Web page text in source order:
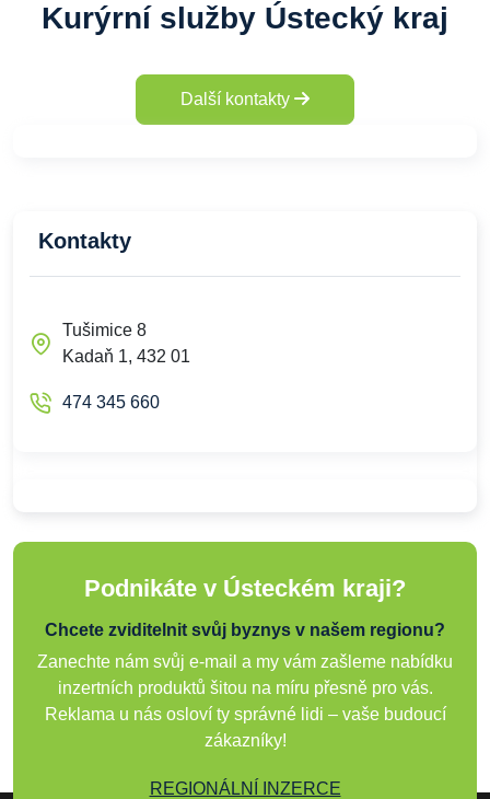
Kurýrní služby Ústecký kraj
Další kontakty
Kontakty
Tušimice 8
Kadaň 1, 432 01
474 345 660
Podnikáte v Ústeckém kraji?
Chcete zviditelnit svůj byznys v našem regionu?
Zanechte nám svůj e-mail a my vám zašleme nabídku
inzertních produktů šitou na míru přesně pro vás.
Reklama u nás osloví ty správné lidi – vaše budoucí
zákazníky!
REGIONÁLNÍ INZERCE